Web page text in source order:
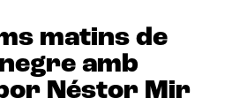
matins de
amb
Néstor Mir